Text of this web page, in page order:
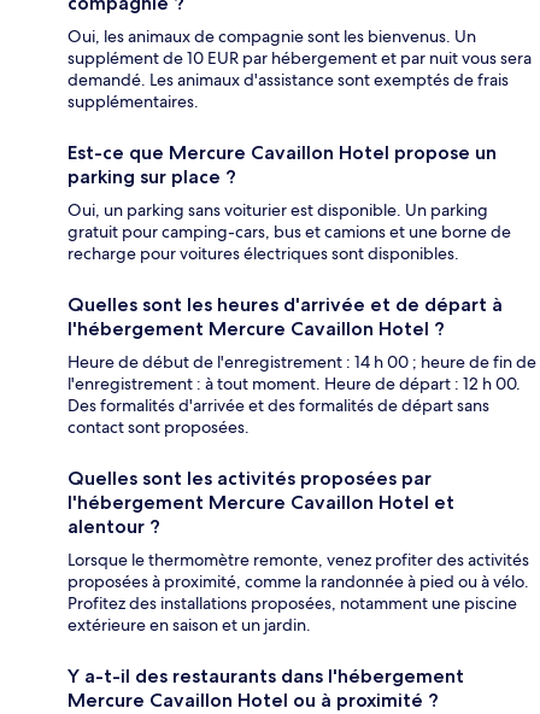
Oui, les animaux de compagnie sont les bienvenus. Un
supplément de 10 EUR par hébergement et par nuit vous sera
demandé. Les animaux d'assistance sont exemptés de frais
supplémentaires.
Est-ce que Mercure Cavaillon Hotel propose un
parking sur place ?
Oui, un parking sans voiturier est disponible. Un parking
gratuit pour camping-cars, bus et camions et une borne de
recharge pour voitures électriques sont disponibles.
Quelles sont les heures d'arrivée et de départ à
l'hébergement Mercure Cavaillon Hotel ?
Heure de début de l'enregistrement : 14 h 00 ; heure de fin de
l'enregistrement : à tout moment. Heure de départ : 12 h 00.
Des formalités d'arrivée et des formalités de départ sans
contact sont proposées.
Quelles sont les activités proposées par
l'hébergement Mercure Cavaillon Hotel et
alentour ?
Lorsque le thermomètre remonte, venez profiter des activités
proposées à proximité, comme la randonnée à pied ou à vélo.
Profitez des installations proposées, notamment une piscine
extérieure en saison et un jardin.
Y a-t-il des restaurants dans l'hébergement
Mercure Cavaillon Hotel ou à proximité ?